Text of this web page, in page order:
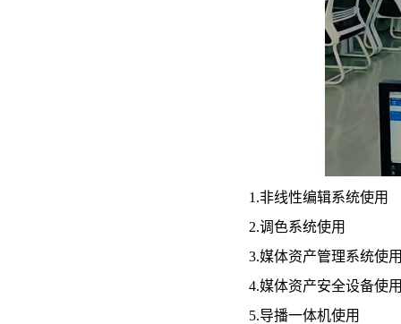
1.非线性编辑系统使用
2.调色系统使用
3.媒体资产管理系统使
4.媒体资产安全设备使
5.导播一体机使用